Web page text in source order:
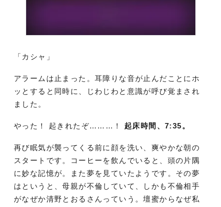
「カシャ」
アラームは止まった。耳障りな音が止んだことにホ
ッとすると同時に、じわじわと意識が呼び覚まされ
ました。
やった！ 起きれたぞ………！ 起床時間、7:35。
再び眠気が襲ってくる前に顔を洗い、爽やかな朝の
スタートです。コーヒーを飲んでいると、頭の片隅
に妙な記憶が。また夢を見ていたようです。その夢
はというと、母親が不倫していて、しかも不倫相手
がなぜか清野とおるさんっていう。壇蜜からなぜ私